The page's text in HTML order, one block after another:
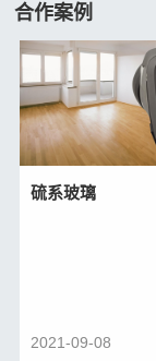
合作案例
硫系玻璃
2021-09-08